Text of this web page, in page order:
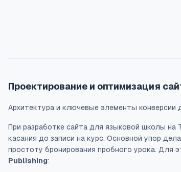
Проектирование и оптимизация
Архитектура и ключевые элементы конверсии
При разработке сайта для языковой школы на
касания до записи на курс. Основной упор
простоту бронирования пробного урока. Для
Publishing: